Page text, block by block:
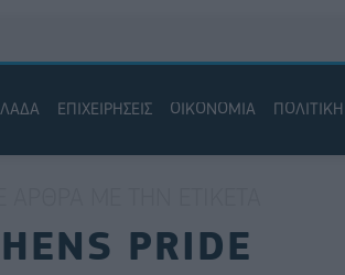
ΕΠΙΧΕΙΡΗΣΕΙΣ ΟΙΚΟΝΟΜΙΑ ΠΟΛΙΤΙΚΗ
PRIDE